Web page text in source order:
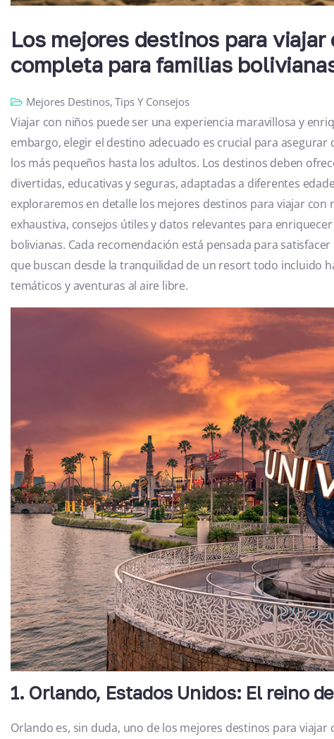
Los mejores destinos para
completa para familias
Mejores Destinos,Tips Y Consejos
Viajar con niños puede ser una experiencia maravillosa y
embargo, elegir el destino adecuado es crucial para
los más pequeños hasta los adultos. Los destinos deben
divertidas, educativas y seguras, adaptadas a diferentes
exploraremos en detalle los mejores destinos para viajar
exhaustiva, consejos útiles y datos relevantes para
bolivianas. Cada recomendación está pensada para
que buscan desde la tranquilidad de un resort todo incluido
temáticos y aventuras al aire libre.
1. Orlando, Estados Unidos: El reino
Orlando es, sin duda, uno de los mejores destinos para viajar